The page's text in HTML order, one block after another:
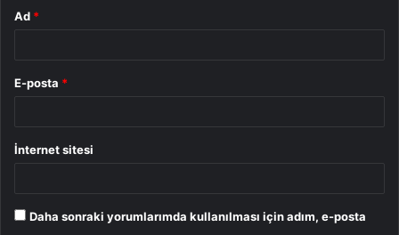
Ad *
E-posta *
İnternet sitesi
Daha sonraki yorumlarımda kullanılması için adım, e-posta